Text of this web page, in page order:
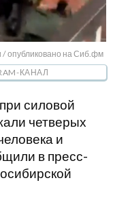
/ опубликовано на Сиб.фм
КАНАЛ
силовой
четверых
и
в пресс-